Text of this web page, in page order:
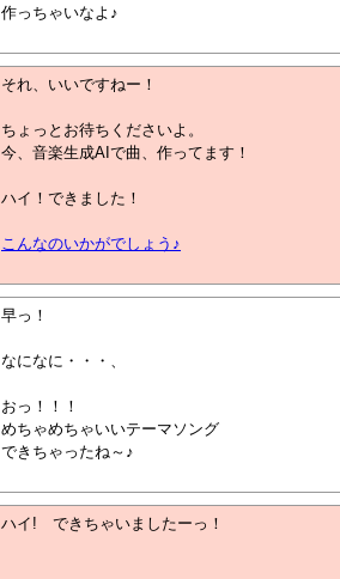
作っちゃいなよ♪
それ、いいですねー！
ちょっとお待ちくださいよ。
今、音楽生成AIで曲、作ってます！
ハイ！できました！
こんなのいかがでしょう♪
早っ！
なになに・・・、
おっ！！！
めちゃめちゃいいテーマソング
できちゃったね～♪
ハイ! できちゃいましたーっ！